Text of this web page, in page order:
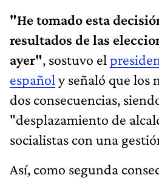
"He tomado esta
resultados de las
ayer", sostuvo el
español y señaló que los
dos consecuencias,
"desplazamiento de
socialistas con una
Así, como segunda